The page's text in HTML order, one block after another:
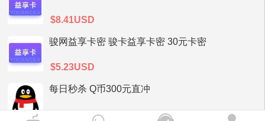
$8.41USD
骏网益享卡密 骏卡益享卡密 30元卡密
$5.23USD
每日秒杀 Q币300元直冲
$47.69USD